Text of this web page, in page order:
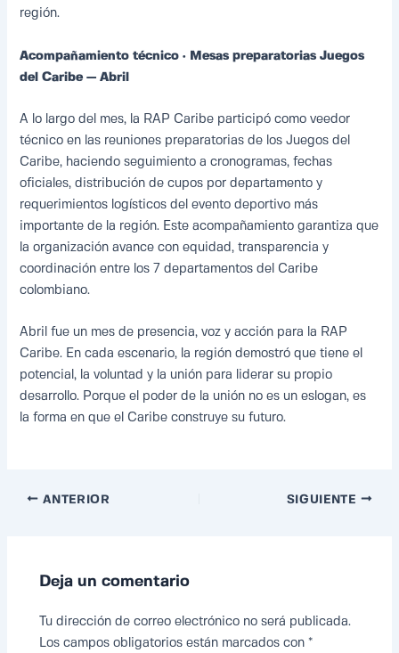
región.
Acompañamiento técnico · Mesas preparatorias Juegos
del Caribe — Abril
A lo largo del mes, la RAP Caribe participó como veedor
técnico en las reuniones preparatorias de los Juegos del
Caribe, haciendo seguimiento a cronogramas, fechas
oficiales, distribución de cupos por departamento y
requerimientos logísticos del evento deportivo más
importante de la región. Este acompañamiento garantiza que
la organización avance con equidad, transparencia y
coordinación entre los 7 departamentos del Caribe
colombiano.
Abril fue un mes de presencia, voz y acción para la RAP
Caribe. En cada escenario, la región demostró que tiene el
potencial, la voluntad y la unión para liderar su propio
desarrollo. Porque el poder de la unión no es un eslogan, es
la forma en que el Caribe construye su futuro.
ANTERIOR SIGUIENTE
Deja un comentario
Tu dirección de correo electrónico no será publicada.
Los campos obligatorios están marcados con*